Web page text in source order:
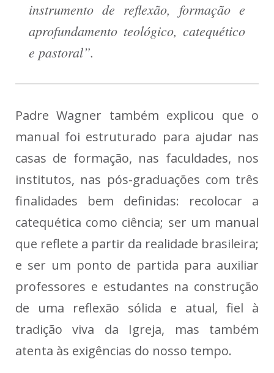
instrumento de reflexão, formação e
aprofundamento teológico, catequético
e pastoral”.
Padre Wagner também explicou que o
manual foi estruturado para ajudar nas
casas de formação, nas faculdades, nos
institutos, nas pós-graduações com três
finalidades bem definidas: recolocar a
catequética como ciência; ser um manual
que reflete a partir da realidade brasileira;
e ser um ponto de partida para auxiliar
professores e estudantes na construção
de uma reflexão sólida e atual, fiel à
tradição viva da Igreja, mas também
atenta às exigências do nosso tempo.